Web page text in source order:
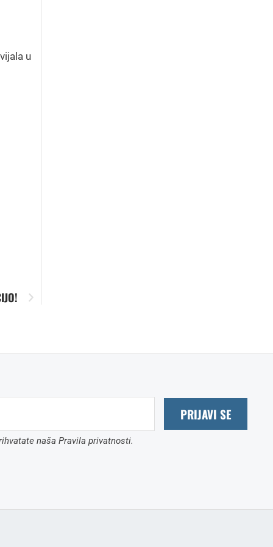
u
PRIJAVI SE
naša Pravila privatnosti.